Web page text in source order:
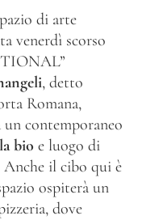
di arte
venerdì scorso
, detto
Romana,
un contemporaneo
bio e luogo di
il cibo qui è
ospiterà un
dove